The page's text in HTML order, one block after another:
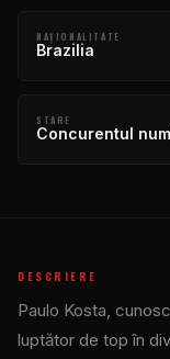
NAŢIONALITATE
Brazilia
STARE
Concurentul
DESCRIERE
Paulo Kosta,
luptător de top în